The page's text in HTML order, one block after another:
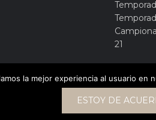
21
la mejor experiencia al usuario
ESTOY DE